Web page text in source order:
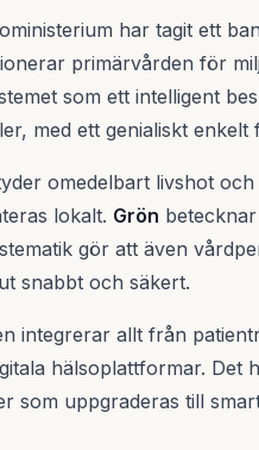
har tagit ett
primärvården för
som ett intelligent
med ett genialiskt enkelt
omedelbart livshot och
lokalt. Grön
gör att även
snabbt och säkert.
integrerar allt från
hälsoplattformar. Det
som uppgraderas till